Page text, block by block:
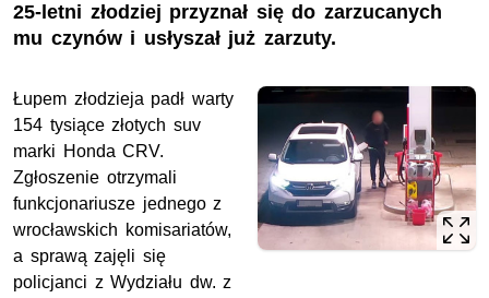
25-letni złodziej przyznał się do zarzucanych
mu czynów i usłyszał już zarzuty.
Łupem złodzieja padł warty
154 tysiące złotych suv
marki Honda CRV.
Zgłoszenie otrzymali
funkcjonariusze jednego z
wrocławskich komisariatów,
a sprawą zajęli się
policjanci z Wydziału dw. z